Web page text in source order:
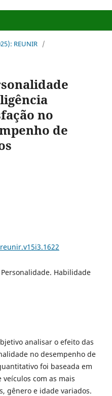
REUNIR /
no
de
Habilidade
analisar o efeito das
no desempenho de
foi baseada em
com as mais
gênero e idade variados.